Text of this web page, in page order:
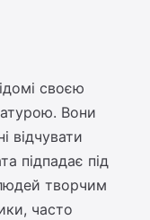
своєю
Вони
відчувати
підпадає під
творчим
часто